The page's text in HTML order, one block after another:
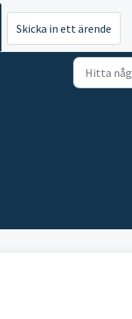
Skicka in ett ärende